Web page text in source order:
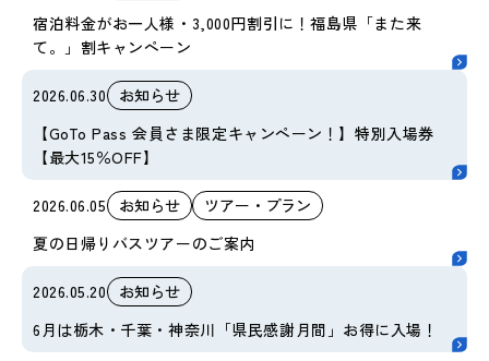
宿泊料金がお一人様・3,000円割引に！福島県「また来
て。」割キャンペーン
2026.06.30
お知らせ
【GoTo Pass 会員さま限定キャンペーン！】特別入場券
【最大15％OFF】
2026.06.05 お知らせ
ツアー・プラン
夏の日帰りバスツアーのご案内
2026.05.20
お知らせ
6月は栃木・千葉・神奈川「県民感謝月間」お得に入場！